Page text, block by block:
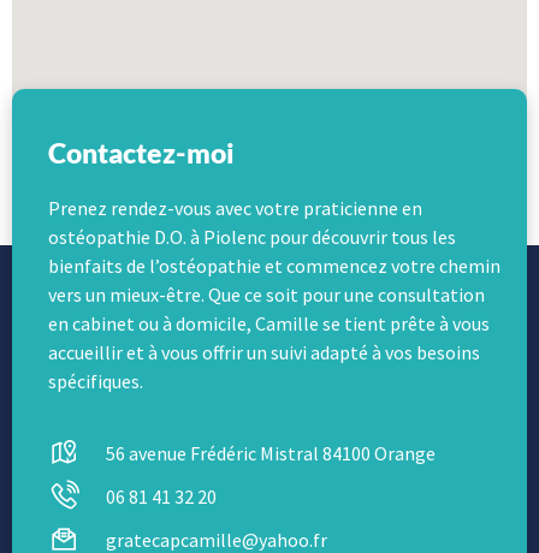
Contactez-moi
Prenez rendez-vous avec votre praticienne en
ostéopathie D.O. à Piolenc pour découvrir tous les
bienfaits de l’ostéopathie et commencez votre chemin
vers un mieux-être. Que ce soit pour une consultation
en cabinet ou à domicile, Camille se tient prête à vous
accueillir et à vous offrir un suivi adapté à vos besoins
spécifiques.
56 avenue Frédéric Mistral 84100 Orange
06 81 41 32 20
gratecapcamille@yahoo.fr